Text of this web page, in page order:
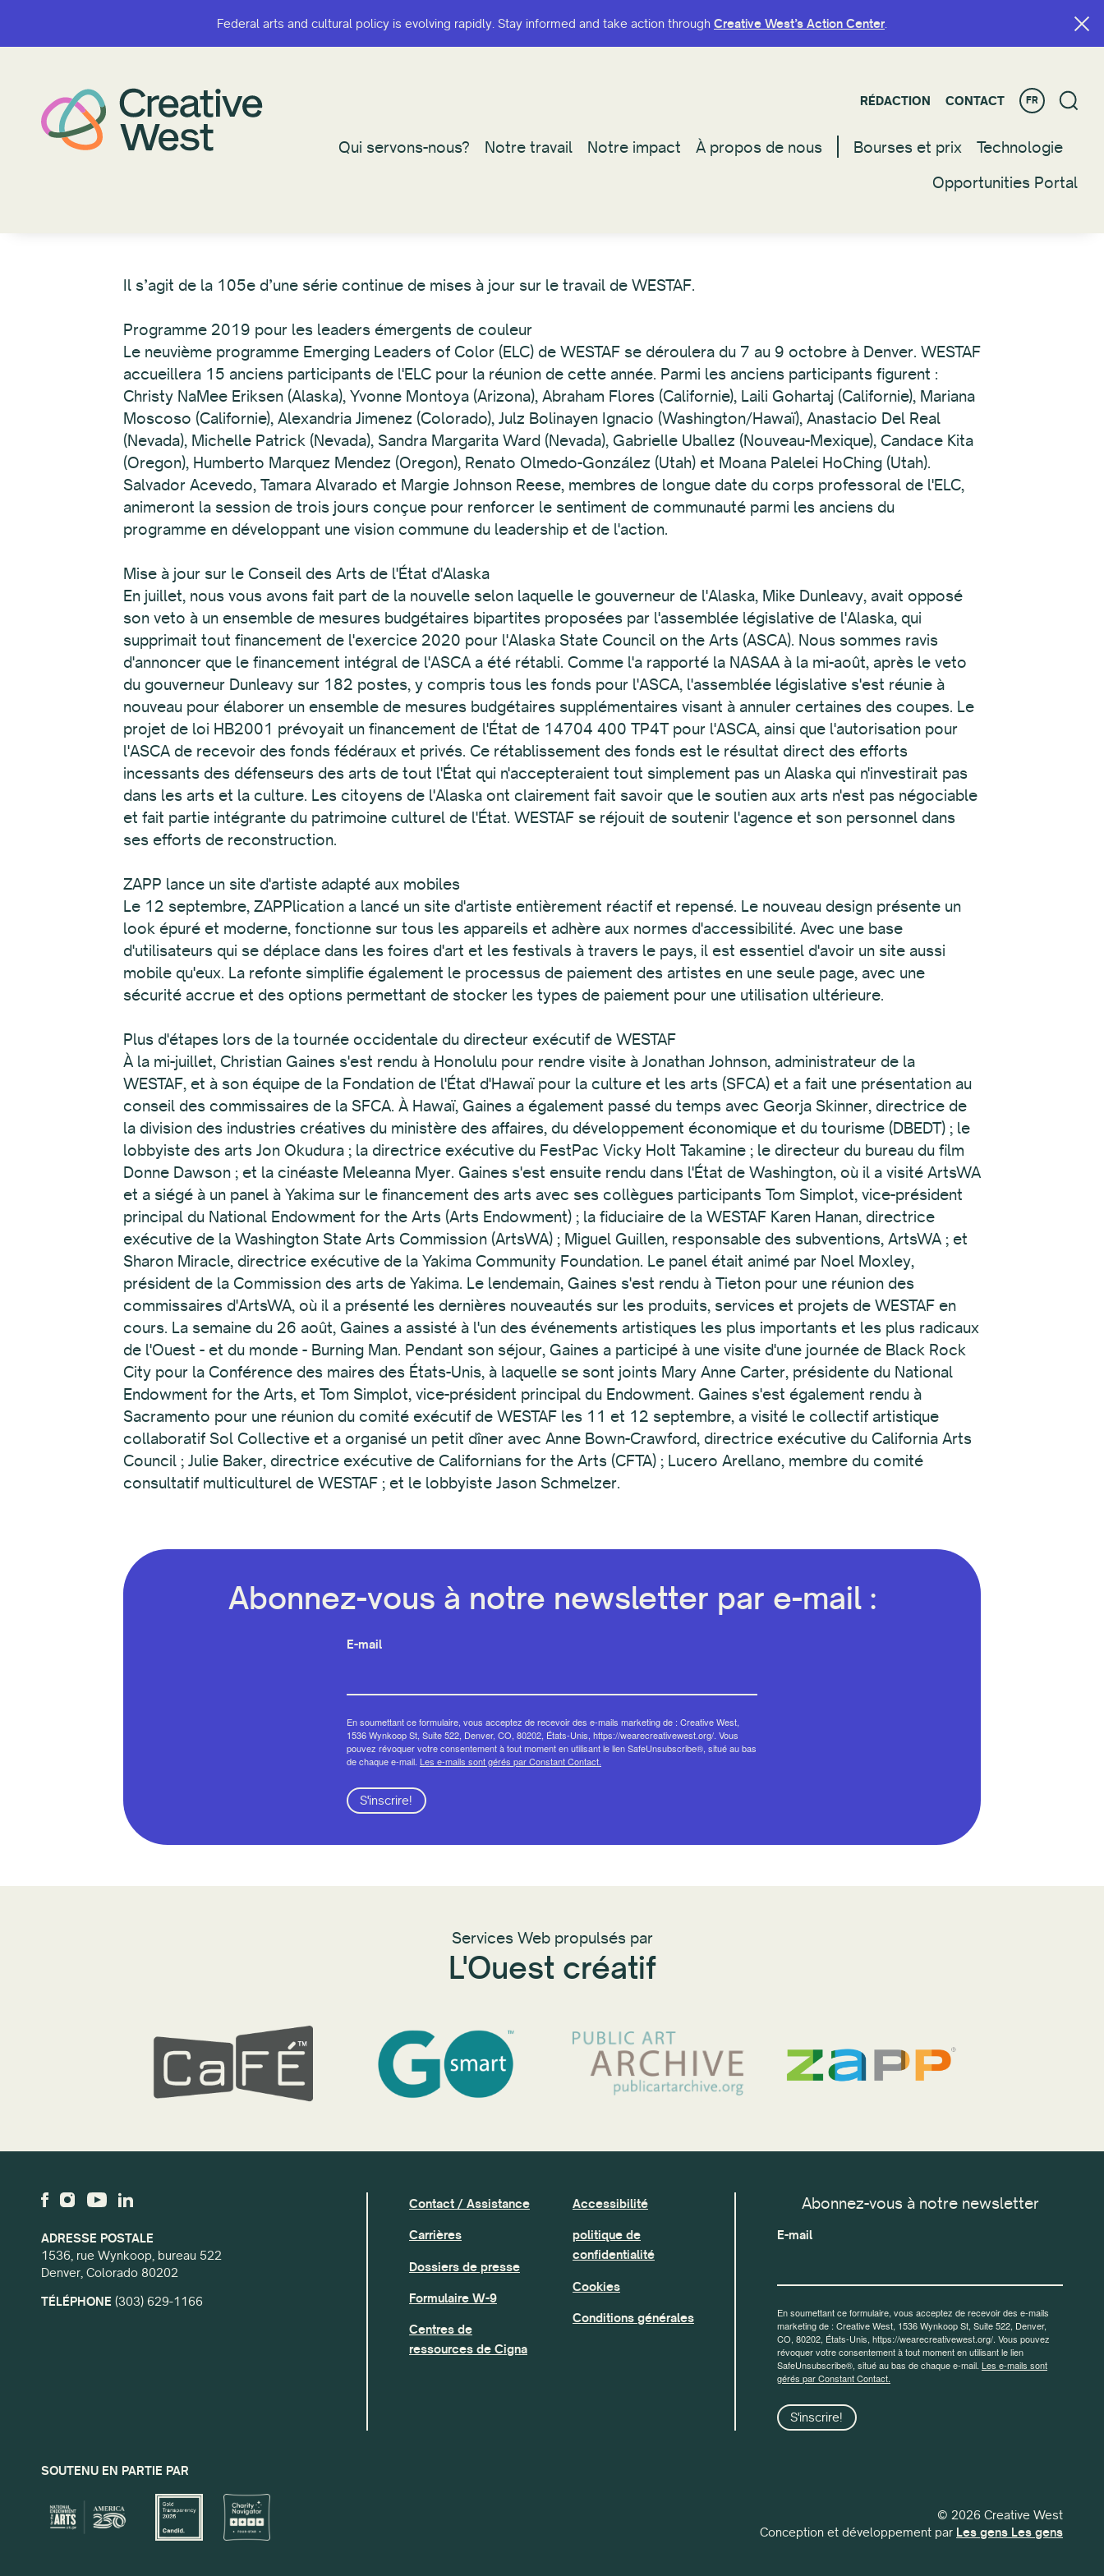
Federal arts and cultural policy is evolving rapidly. Stay informed and take action through Creative West’s Action Center.
RÉDACTION CONTACT FR
Qui servons-nous? Notre travail Notre impact À propos de nous Bourses et prix
Technologie
Opportunities Portal
Federal arts and cultural policy is evolving rapidly. Stay informed and take action through Creative West’s Action Center.
RÉDACTION CONTACT FR
Qui servons-nous? Notre travail Notre impact À propos de nous Bourses et prix
Technologie
Opportunities Portal
Il s’agit de la 105e d’une série continue de mises à jour sur le travail de WESTAF.
Programme 2019 pour les leaders émergents de couleur
Le neuvième programme Emerging Leaders of Color (ELC) de WESTAF se déroulera du 7 au 9 octobre à Denver. WESTAF
accueillera 15 anciens participants de l'ELC pour la réunion de cette année. Parmi les anciens participants figurent :
Christy NaMee Eriksen (Alaska), Yvonne Montoya (Arizona), Abraham Flores (Californie), Laili Gohartaj (Californie), Mariana
Moscoso (Californie), Alexandria Jimenez (Colorado), Julz Bolinayen Ignacio (Washington/Hawaï), Anastacio Del Real
(Nevada), Michelle Patrick (Nevada), Sandra Margarita Ward (Nevada), Gabrielle Uballez (Nouveau-Mexique), Candace Kita
(Oregon), Humberto Marquez Mendez (Oregon), Renato Olmedo-González (Utah) et Moana Palelei HoChing (Utah).
Salvador Acevedo, Tamara Alvarado et Margie Johnson Reese, membres de longue date du corps professoral de l'ELC,
animeront la session de trois jours conçue pour renforcer le sentiment de communauté parmi les anciens du
programme en développant une vision commune du leadership et de l'action.
Mise à jour sur le Conseil des Arts de l'État d'Alaska
En juillet, nous vous avons fait part de la nouvelle selon laquelle le gouverneur de l'Alaska, Mike Dunleavy, avait opposé
son veto à un ensemble de mesures budgétaires bipartites proposées par l'assemblée législative de l'Alaska, qui
supprimait tout financement de l'exercice 2020 pour l'Alaska State Council on the Arts (ASCA). Nous sommes ravis
d'annoncer que le financement intégral de l'ASCA a été rétabli. Comme l'a rapporté la NASAA à la mi-août, après le veto
du gouverneur Dunleavy sur 182 postes, y compris tous les fonds pour l'ASCA, l'assemblée législative s'est réunie à
nouveau pour élaborer un ensemble de mesures budgétaires supplémentaires visant à annuler certaines des coupes. Le
projet de loi HB2001 prévoyait un financement de l'État de 14704 400 TP4T pour l'ASCA, ainsi que l'autorisation pour
l'ASCA de recevoir des fonds fédéraux et privés. Ce rétablissement des fonds est le résultat direct des efforts
incessants des défenseurs des arts de tout l'État qui n'accepteraient tout simplement pas un Alaska qui n'investirait pas
dans les arts et la culture. Les citoyens de l'Alaska ont clairement fait savoir que le soutien aux arts n'est pas négociable
et fait partie intégrante du patrimoine culturel de l'État. WESTAF se réjouit de soutenir l'agence et son personnel dans
ses efforts de reconstruction.
ZAPP lance un site d'artiste adapté aux mobiles
Le 12 septembre, ZAPPlication a lancé un site d'artiste entièrement réactif et repensé. Le nouveau design présente un
look épuré et moderne, fonctionne sur tous les appareils et adhère aux normes d'accessibilité. Avec une base
d'utilisateurs qui se déplace dans les foires d'art et les festivals à travers le pays, il est essentiel d'avoir un site aussi
mobile qu'eux. La refonte simplifie également le processus de paiement des artistes en une seule page, avec une
sécurité accrue et des options permettant de stocker les types de paiement pour une utilisation ultérieure.
Plus d'étapes lors de la tournée occidentale du directeur exécutif de WESTAF
À la mi-juillet, Christian Gaines s'est rendu à Honolulu pour rendre visite à Jonathan Johnson, administrateur de la
WESTAF, et à son équipe de la Fondation de l'État d'Hawaï pour la culture et les arts (SFCA) et a fait une présentation au
conseil des commissaires de la SFCA. À Hawaï, Gaines a également passé du temps avec Georja Skinner, directrice de
la division des industries créatives du ministère des affaires, du développement économique et du tourisme (DBEDT) ; le
lobbyiste des arts Jon Okudura ; la directrice exécutive du FestPac Vicky Holt Takamine ; le directeur du bureau du film
Donne Dawson ; et la cinéaste Meleanna Myer. Gaines s'est ensuite rendu dans l'État de Washington, où il a visité ArtsWA
et a siégé à un panel à Yakima sur le financement des arts avec ses collègues participants Tom Simplot, vice-président
principal du National Endowment for the Arts (Arts Endowment) ; la fiduciaire de la WESTAF Karen Hanan, directrice
exécutive de la Washington State Arts Commission (ArtsWA) ; Miguel Guillen, responsable des subventions, ArtsWA ; et
Sharon Miracle, directrice exécutive de la Yakima Community Foundation. Le panel était animé par Noel Moxley,
président de la Commission des arts de Yakima. Le lendemain, Gaines s'est rendu à Tieton pour une réunion des
commissaires d'ArtsWA, où il a présenté les dernières nouveautés sur les produits, services et projets de WESTAF en
cours. La semaine du 26 août, Gaines a assisté à l'un des événements artistiques les plus importants et les plus radicaux
de l'Ouest - et du monde - Burning Man. Pendant son séjour, Gaines a participé à une visite d'une journée de Black Rock
City pour la Conférence des maires des États-Unis, à laquelle se sont joints Mary Anne Carter, présidente du National
Endowment for the Arts, et Tom Simplot, vice-président principal du Endowment. Gaines s'est également rendu à
Sacramento pour une réunion du comité exécutif de WESTAF les 11 et 12 septembre, a visité le collectif artistique
collaboratif Sol Collective et a organisé un petit dîner avec Anne Bown-Crawford, directrice exécutive du California Arts
Council ; Julie Baker, directrice exécutive de Californians for the Arts (CFTA) ; Lucero Arellano, membre du comité
consultatif multiculturel de WESTAF ; et le lobbyiste Jason Schmelzer.
Abonnez-vous à notre newsletter par e-mail :
E-mail
En soumettant ce formulaire, vous acceptez de recevoir des e-mails marketing de : Creative West,
1536 Wynkoop St, Suite 522, Denver, CO, 80202, États-Unis, https://wearecreativewest.org/. Vous
pouvez révoquer votre consentement à tout moment en utilisant le lien SafeUnsubscribe®, situé au bas
de chaque e-mail. Les e-mails sont gérés par Constant Contact.
S'inscrire!
Services Web propulsés par
L'Ouest créatif
ADRESSE POSTALE
1536, rue Wynkoop, bureau 522
Denver, Colorado 80202
TÉLÉPHONE (303) 629-1166
Contact / Assistance
Carrières
Dossiers de presse
Formulaire W-9
Centres de
ressources de Cigna
Accessibilité
politique de
confidentialité
Cookies
Conditions générales
Abonnez-vous à notre newsletter
E-mail
En soumettant ce formulaire, vous acceptez de recevoir des e-mails
marketing de : Creative West, 1536 Wynkoop St, Suite 522, Denver,
CO, 80202, États-Unis, https://wearecreativewest.org/. Vous pouvez
révoquer votre consentement à tout moment en utilisant le lien
SafeUnsubscribe®, situé au bas de chaque e-mail. Les e-mails sont
gérés par Constant Contact.
S'inscrire!
SOUTENU EN PARTIE PAR
© 2026 Creative West
Conception et développement par Les gens Les gens